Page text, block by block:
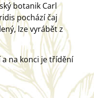
botanik Carl
pochází čaj
lze vyrábět z
na konci je třídění